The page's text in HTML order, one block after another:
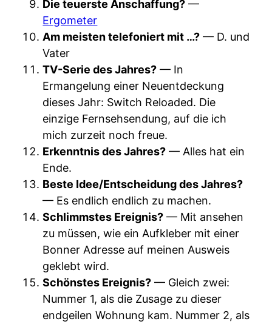
Die teuerste Anschaffung? —
Ergometer
Am meisten telefoniert mit …? — D. und
Vater
TV-Serie des Jahres? — In
Ermangelung einer Neuentdeckung
dieses Jahr: Switch Reloaded. Die
einzige Fernsehsendung, auf die ich
mich zurzeit noch freue.
Erkenntnis des Jahres? — Alles hat ein
Ende.
Beste Idee/Entscheidung des Jahres?
— Es endlich endlich zu machen.
Schlimmstes Ereignis? — Mit ansehen
zu müssen, wie ein Aufkleber mit einer
Bonner Adresse auf meinen Ausweis
geklebt wird.
Schönstes Ereignis? — Gleich zwei:
Nummer 1, als die Zusage zu dieser
endgeilen Wohnung kam. Nummer 2, als